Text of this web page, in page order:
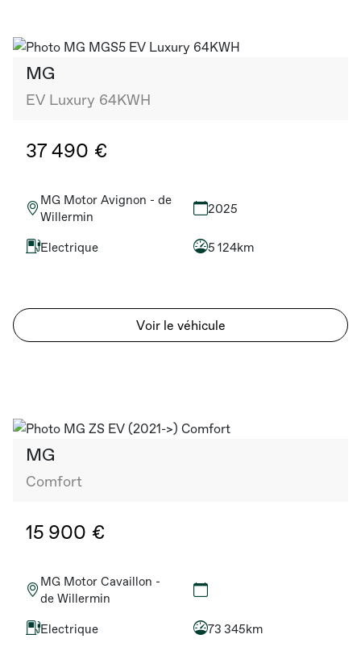
MG
EV Luxury 64KWH
37 490 €
MG Motor Avignon - de
Willermin
2025
Electrique 5 124km
Voir le véhicule
MG
Comfort
15 900 €
MG Motor Cavaillon -
de Willermin
Electrique
73 345km